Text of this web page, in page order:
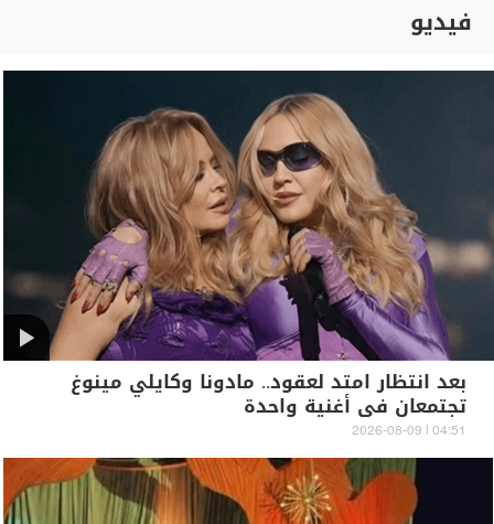
فيديو
بعد انتظار امتد لعقود.. مادونا وكايلي مينوغ
تجتمعان في أغنية واحدة
04:51 | 2026-08-09